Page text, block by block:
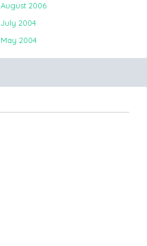
August 2006
July 2004
May 2004